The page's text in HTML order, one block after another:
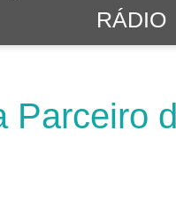
RÁDIO
Parceiro